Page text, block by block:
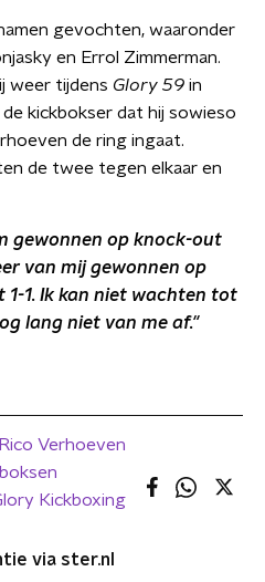
gevochten, waaronder
en Errol Zimmerman.
weer tijdens Glory 59 in
kickbokser dat hij sowieso
de ring ingaat.
de twee tegen elkaar en
gewonnen op knock-out
van mij gewonnen op
1. Ik kan niet wachten tot
lang niet van me af."
Rico Verhoeven
Kickboxing
via ster.nl